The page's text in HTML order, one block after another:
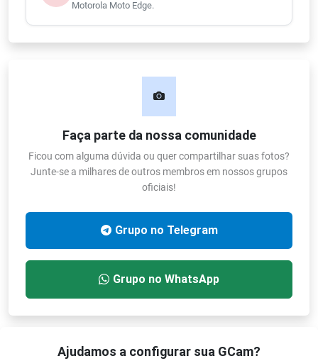
Motorola Moto Edge.
Faça parte da nossa comunidade
Ficou com alguma dúvida ou quer compartilhar suas fotos?
Junte-se a milhares de outros membros em nossos grupos
oficiais!
Grupo no Telegram
Grupo no WhatsApp
Ajudamos a configurar sua GCam?